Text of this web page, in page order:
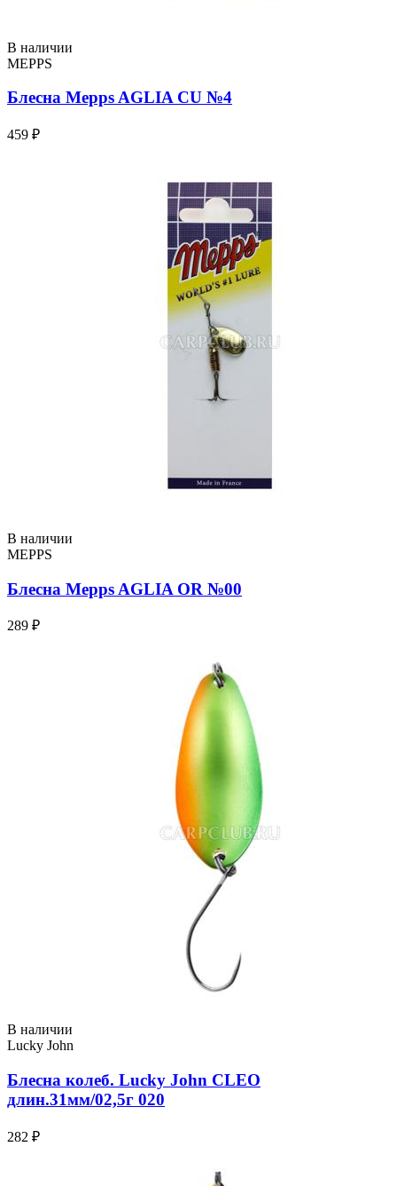
В наличии
MEPPS
Блесна Mepps AGLIA CU №4
459 ₽
В наличии
MEPPS
Блесна Mepps AGLIA OR №00
289 ₽
В наличии
Lucky John
Блесна колеб. Lucky John CLEO
длин.31мм/02,5г 020
282 ₽